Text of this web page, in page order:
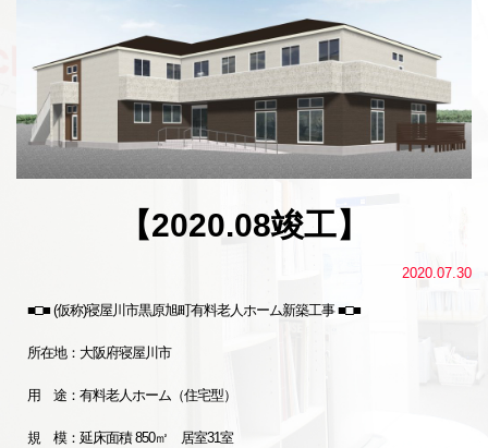
【2020.08竣工】
2020.07.30
■□■ (仮称)寝屋川市黒原旭町有料老人ホーム新築工事 ■□■
所在地：大阪府寝屋川市
用 途：有料老人ホーム（住宅型）
規 模：延床面積 850㎡ 居室31室